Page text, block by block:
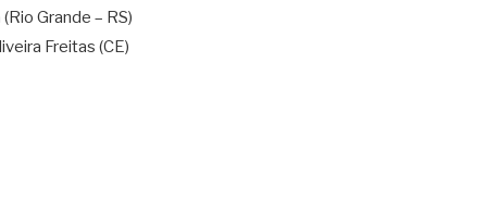
Grande – RS)
Freitas (CE)